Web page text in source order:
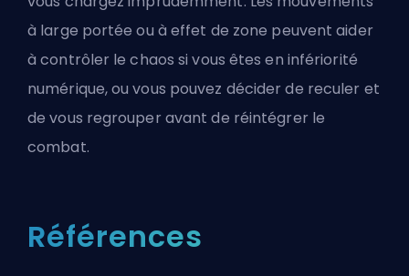
à large portée ou à effet de zone peuvent aider
à contrôler le chaos si vous êtes en infériorité
numérique, ou vous pouvez décider de reculer et
de vous regrouper avant de réintégrer le
combat.
Références